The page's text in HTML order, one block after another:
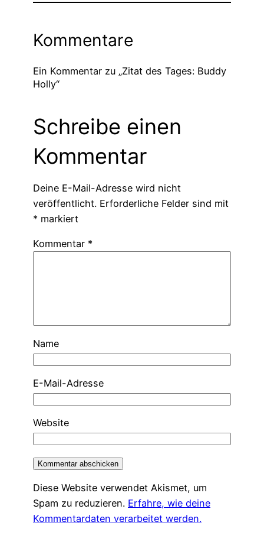
Kommentare
Ein Kommentar zu „Zitat des Tages: Buddy
Holly“
Schreibe einen
Kommentar
Deine E-Mail-Adresse wird nicht
veröffentlicht. Erforderliche Felder sind mit
* markiert
Kommentar *
Name
E-Mail-Adresse
Website
Diese Website verwendet Akismet, um
Spam zu reduzieren. Erfahre, wie deine
Kommentardaten verarbeitet werden.